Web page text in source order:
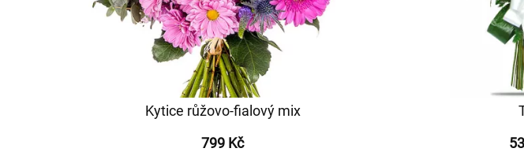
Kytice růžovo-fialový mix
799 Kč